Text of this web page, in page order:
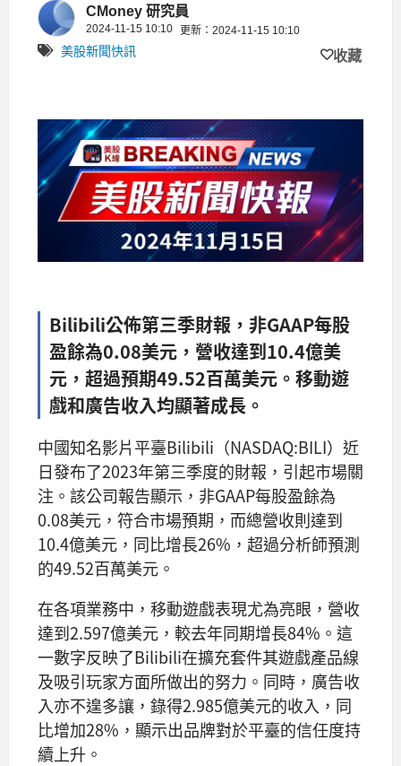
CMoney 研究員
2024-11-15 10:10 更新：2024-11-15 10:10
美股新聞快訊 收藏
Bilibili公佈第三季財報，非GAAP每股
盈餘為0.08美元，營收達到10.4億美
元，超過預期49.52百萬美元。移動遊
戲和廣告收入均顯著成長。
中國知名影片平臺Bilibili（NASDAQ:BILI）近
日發布了2023年第三季度的財報，引起市場關
注。該公司報告顯示，非GAAP每股盈餘為
0.08美元，符合市場預期，而總營收則達到
10.4億美元，同比增長26%，超過分析師預測
的49.52百萬美元。
在各項業務中，移動遊戲表現尤為亮眼，營收
達到2.597億美元，較去年同期增長84%。這
一數字反映了Bilibili在擴充套件其遊戲產品線
及吸引玩家方面所做出的努力。同時，廣告收
入亦不遑多讓，錄得2.985億美元的收入，同
比增加28%，顯示出品牌對於平臺的信任度持
續上升。